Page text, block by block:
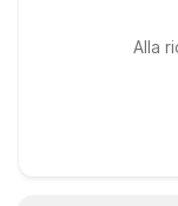
Alla